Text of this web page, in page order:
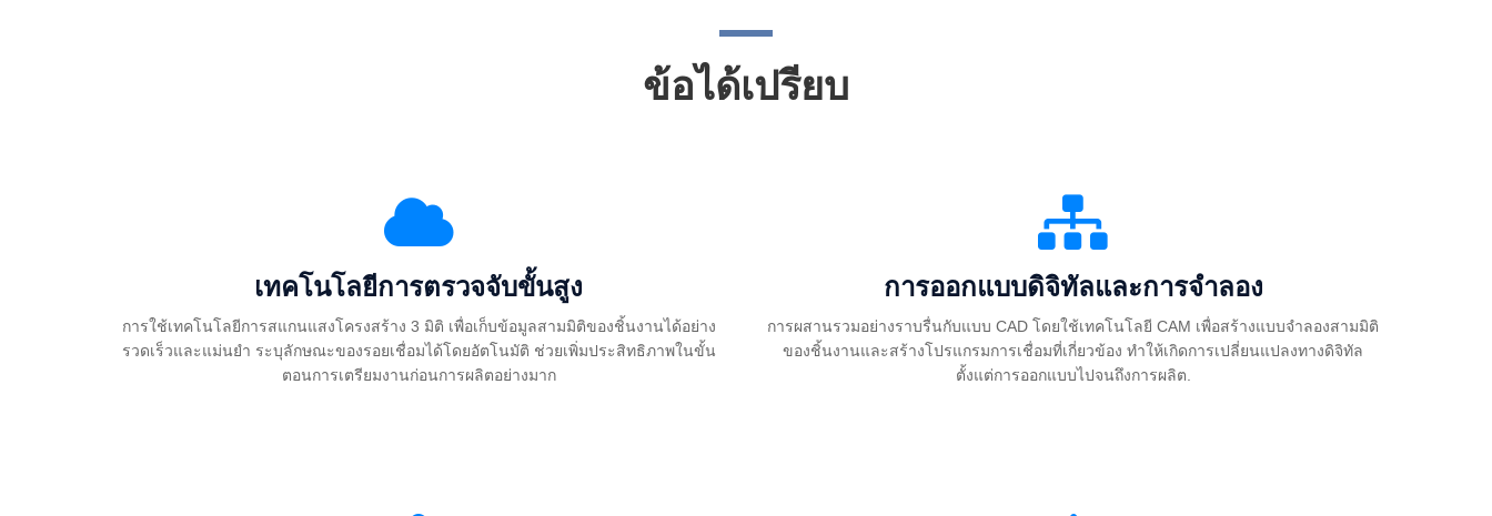
ข้อได้เปรียบ
เทคโนโลยีการตรวจจับขั้นสูง
การใช้เทคโนโลยีการสแกนแสงโครงสร้าง 3 มิติ เพื่อเก็บข้อมูลสามมิติของชิ้นงานได้อย่าง
รวดเร็วและแม่นยำ ระบุลักษณะของรอยเชื่อมได้โดยอัตโนมัติ ช่วยเพิ่มประสิทธิภาพในขั้น
ตอนการเตรียมงานก่อนการผลิตอย่างมาก
การออกแบบดิจิทัลและการจำลอง
การผสานรวมอย่างราบรื่นกับแบบ CAD โดยใช้เทคโนโลยี CAM เพื่อสร้างแบบจำลองสามมิติ
ของชิ้นงานและสร้างโปรแกรมการเชื่อมที่เกี่ยวข้อง ทำให้เกิดการเปลี่ยนแปลงทางดิจิทัล
ตั้งแต่การออกแบบไปจนถึงการผลิต.